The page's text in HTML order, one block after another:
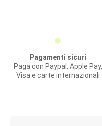
Pagamenti sicuri
Paga con Paypal, Apple Pay,
Visa e carte internazionali